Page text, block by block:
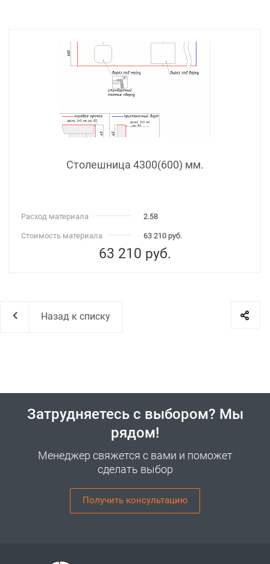
Столешница 4300(600) мм.
Расход материала 2.58
Стоимость материала 63 210 руб.
63 210 руб.
Назад к списку
Затрудняетесь с выбором? Мы
рядом!
Менеджер свяжется с вами и поможет
сделать выбор
Получить консультацию